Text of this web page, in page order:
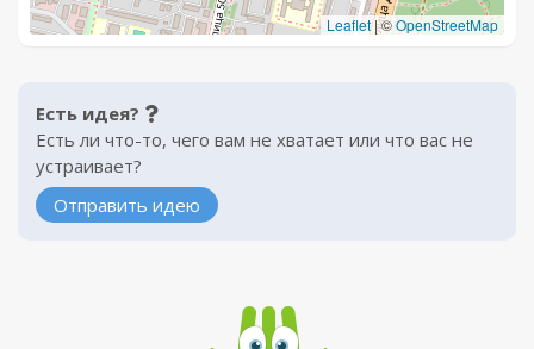
Leaflet |©OpenStreetMap
Есть идея?
Есть ли что-то, чего вам не хватает или что вас не
устраивает?
Отправить идею